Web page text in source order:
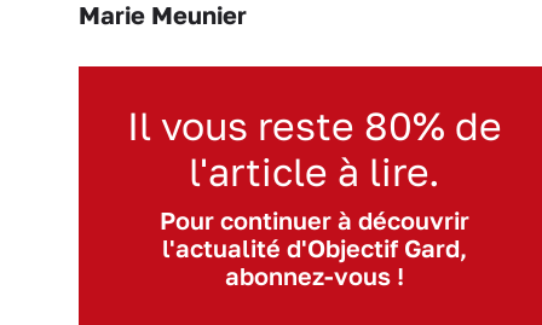
Marie Meunier
Il vous reste 80% de
l'article à lire.
Pour continuer à découvrir
l'actualité d'Objectif Gard,
abonnez-vous !